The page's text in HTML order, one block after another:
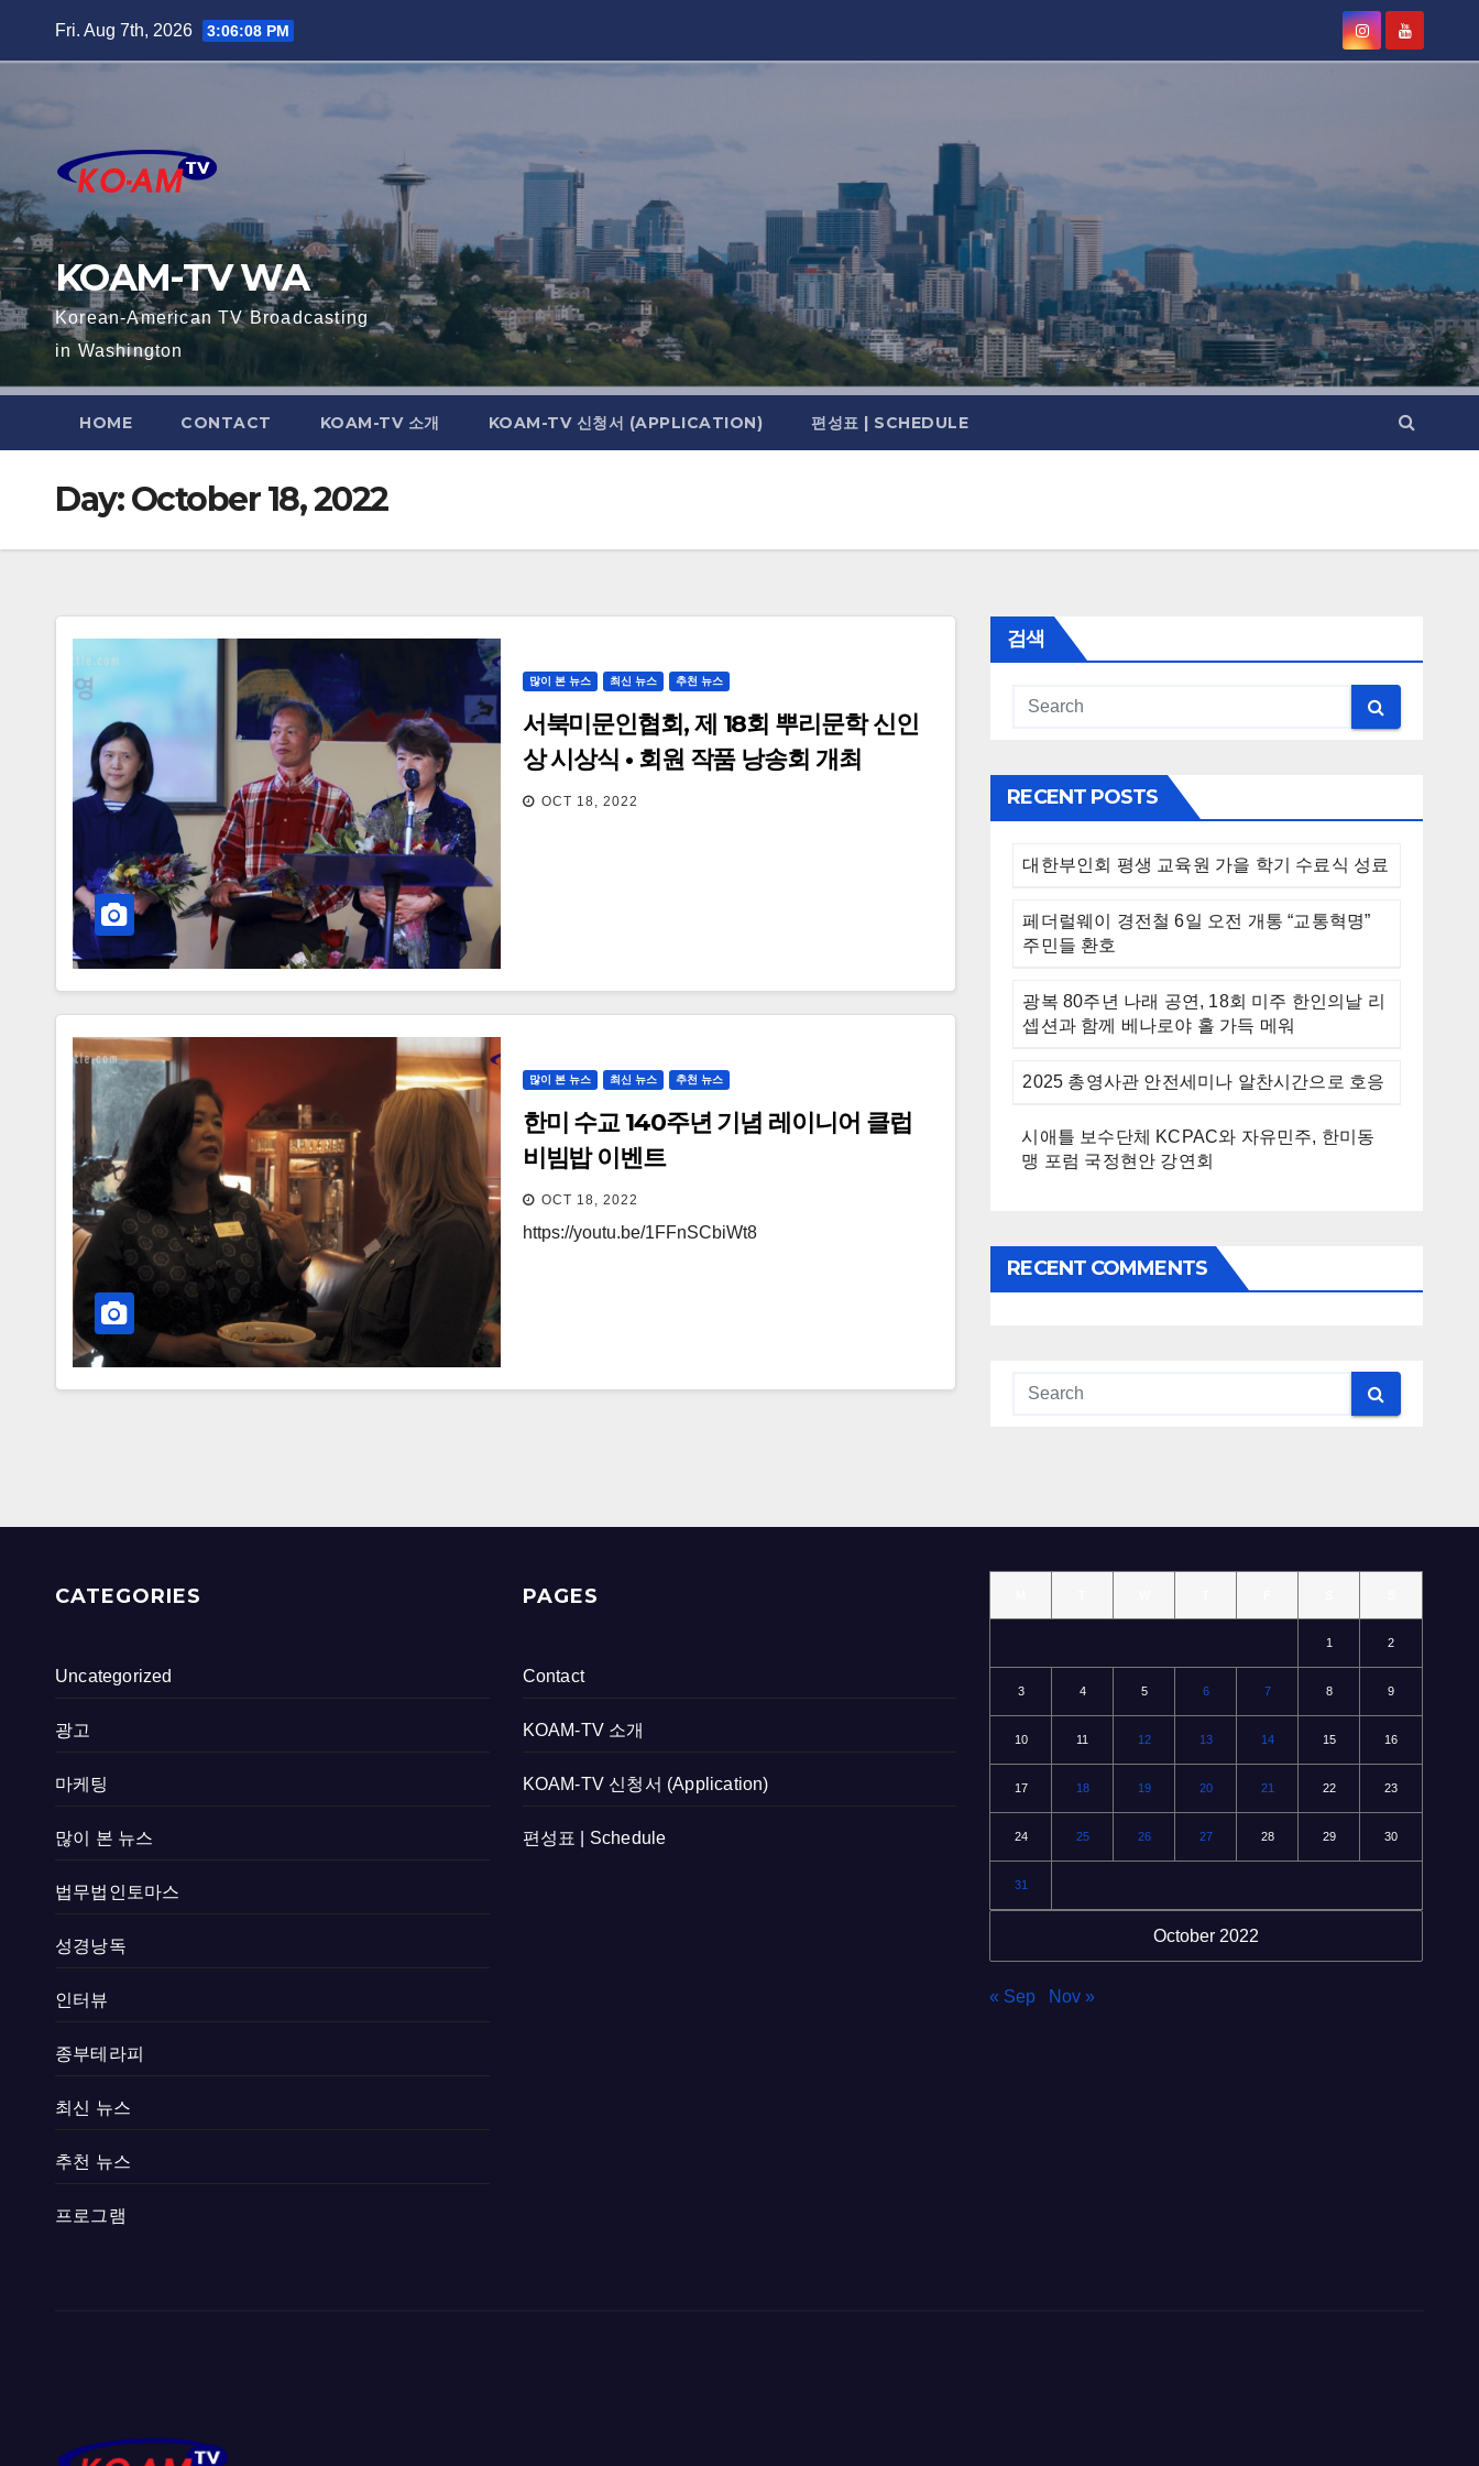
Fri. Aug 7th, 2026 3:06:09 PM
KOAM-TV WA
Korean-American TV Broadcasting
in Washington
HOME CONTACT KOAM-TV 소개 KOAM-TV 신청서 (APPLICATION) 편성표 | SCHEDULE
Day:October 18, 2022
많이 본 뉴스 최신 뉴스 추천 뉴스
서북미문인협회, 제 18회 뿌리문학 신인
상 시상식 • 회원 작품 낭송회 개최
OCT 18, 2022
많이 본 뉴스 최신 뉴스 추천 뉴스
한미 수교 140주년 기념 레이니어 클럽
비빔밥 이벤트
OCT 18, 2022
https://youtu.be/1FFnSCbiWt8
검색
RECENT POSTS
대한부인회 평생 교육원 가을 학기 수료식 성료
페더럴웨이 경전철 6일 오전 개통 “교통혁명”
주민들 환호
광복 80주년 나래 공연, 18회 미주 한인의날 리
셉션과 함께 베나로야 홀 가득 메워
2025 총영사관 안전세미나 알찬시간으로 호응
시애틀 보수단체 KCPAC와 자유민주, 한미동
맹 포럼 국정현안 강연회
RECENT COMMENTS
CATEGORIES
Uncategorized
광고
마케팅
많이 본 뉴스
법무법인토마스
성경낭독
인터뷰
종부테라피
최신 뉴스
추천 뉴스
프로그램
PAGES
Contact
KOAM-TV 소개
KOAM-TV 신청서 (Application)
편성표 | Schedule
October 2022
1 2
3 4 5 6 7 8 9
10 11 12 13 14 15 16
17 18 19 20 21 22 23
24 25 26 27 28 29 30
31
« Sep Nov »